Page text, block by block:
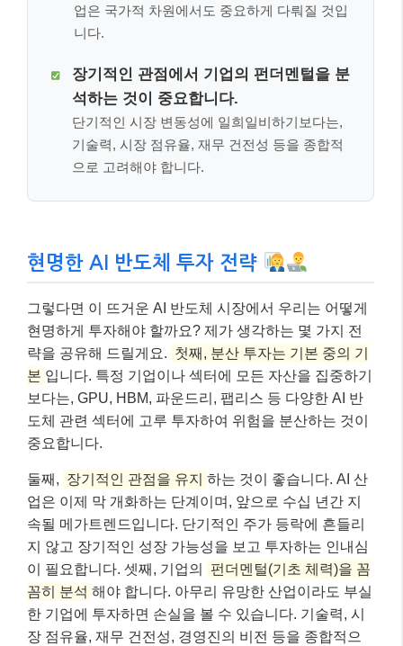
업은 국가적 차원에서도 중요하게 다뤄질 것입
니다.
장기적인 관점에서 기업의 펀더멘털을 분
석하는 것이 중요합니다.
단기적인 시장 변동성에 일희일비하기보다는,
기술력, 시장 점유율, 재무 건전성 등을 종합적
으로 고려해야 합니다.
현명한 AI 반도체 투자 전략
그렇다면 이 뜨거운 AI 반도체 시장에서 우리는 어떻게
현명하게 투자해야 할까요? 제가 생각하는 몇 가지 전
략을 공유해 드릴게요. 첫째, 분산 투자는 기본 중의 기
본 입니다. 특정 기업이나 섹터에 모든 자산을 집중하기
보다는, GPU, HBM, 파운드리, 팹리스 등 다양한 AI 반
도체 관련 섹터에 고루 투자하여 위험을 분산하는 것이
중요합니다.
둘째, 장기적인 관점을 유지 하는 것이 좋습니다. AI 산
업은 이제 막 개화하는 단계이며, 앞으로 수십 년간 지
속될 메가트렌드입니다. 단기적인 주가 등락에 흔들리
지 않고 장기적인 성장 가능성을 보고 투자하는 인내심
이 필요합니다. 셋째, 기업의
펀더멘털(기초 체력)을 꼼
꼼히 분석 해야 합니다. 아무리 유망한 산업이라도 부실
한 기업에 투자하면 손실을 볼 수 있습니다. 기술력, 시
장 점유율, 재무 건전성, 경영진의 비전 등을 종합적으